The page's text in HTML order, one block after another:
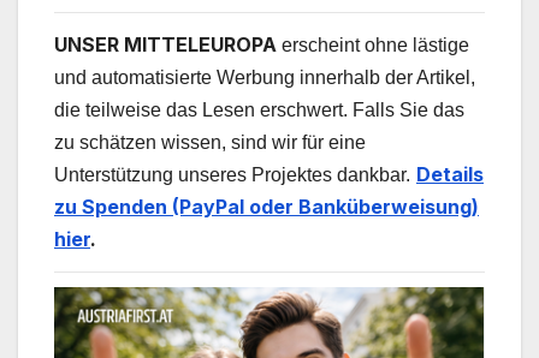
UNSER MITTELEUROPA erscheint ohne lästige
und automatisierte Werbung innerhalb der Artikel,
die teilweise das Lesen erschwert. Falls Sie das
zu schätzen wissen, sind wir für eine
Unterstützung unseres Projektes dankbar. Details
zu Spenden (PayPal oder Banküberweisung)
hier.